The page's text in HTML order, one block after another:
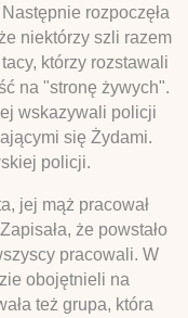
rozpoczęła
niektórzy szli razem
którzy rozstawali
na "stronę żywych".
wskazywali policji
się Żydami.
policji.
jej mąż pracował
że powstało
pracowali. W
obojętnieli na
też grupa, która